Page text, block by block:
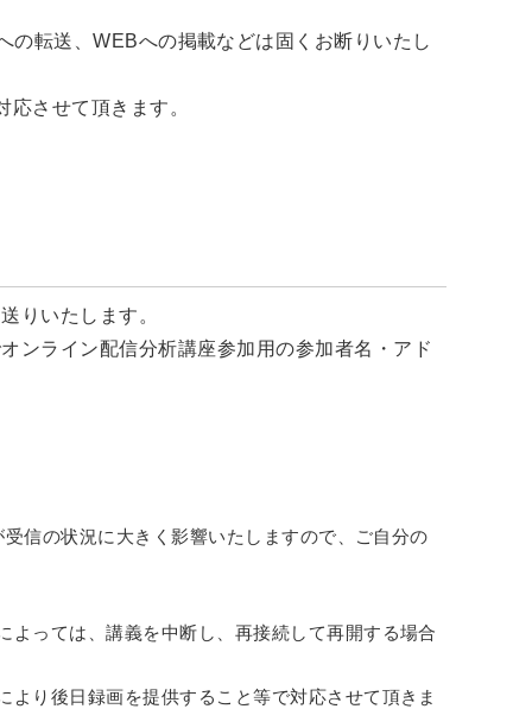
転送、WEBへの掲載などは固くお断りいたし
させて頂きます。
りいたします。
ンライン配信分析講座参加用の参加者名・アド
信の状況に大きく影響いたしますので、ご自分の
っては、講義を中断し、再接続して再開する場合
り後日録画を提供すること等で対応させて頂きま